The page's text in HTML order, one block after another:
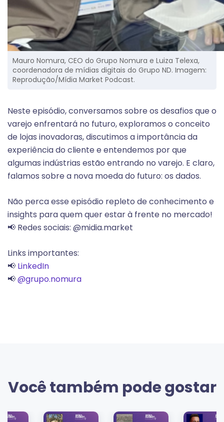
Mauro Nomura, CEO do Grupo Nomura e Luiza Telexa,
coordenadora de mídias digitais do Grupo ND. Imagem:
Reprodução/Mídia Market Podcast.
Neste episódio, conversamos sobre os desafios que o
varejo enfrentará no futuro, exploramos o conceito
de lojas inovadoras, discutimos a importância da
experiência do cliente e entendemos por que
algumas indústrias estão entrando no varejo. E claro,
falamos sobre a nova moeda do futuro: os dados.
Não perca esse episódio repleto de conhecimento e
insights para quem quer estar à frente no mercado!
📢 Redes sociais: @midia.market
Links importantes:
📢 LinkedIn
📢@grupo.nomura
Você também pode gostar